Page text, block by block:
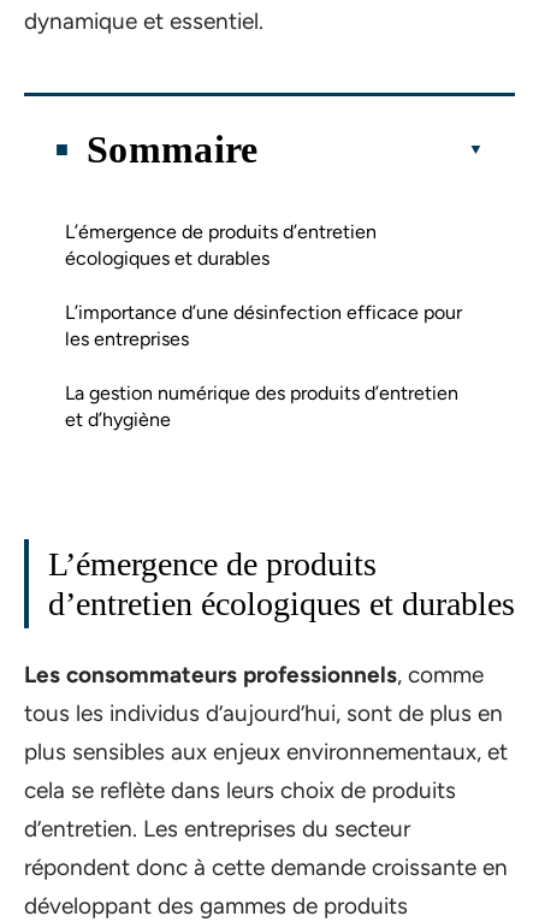
dynamique et essentiel.
Sommaire
L’émergence de produits d’entretien
écologiques et durables
L’importance d’une désinfection efficace pour
les entreprises
La gestion numérique des produits d’entretien
et d’hygiène
L’émergence de produits
d’entretien écologiques et durables
Les consommateurs professionnels, comme
tous les individus d’aujourd’hui, sont de plus en
plus sensibles aux enjeux environnementaux, et
cela se reflète dans leurs choix de produits
d’entretien. Les entreprises du secteur
répondent donc à cette demande croissante en
développant des gammes de produits